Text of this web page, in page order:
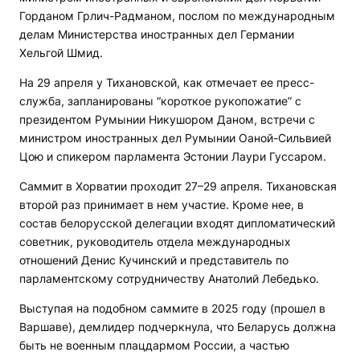
Горданом Грлич-Радманом, послом по международным
делам Министерства иностранных дел Германии
Хельгой Шмид.
На 29 апреля у Тихановской, как отмечает ее пресс-
служба, запланированы “короткое рукопожатие” с
президентом Румынии Никушором Даном, встречи с
министром иностранных дел Румынии Оаной-Сильвией
Цою и спикером парламента Эстонии Лаури Гуссаром.
Саммит в Хорватии проходит 27–29 апреля. Тихановская
второй раз принимает в нем участие. Кроме нее, в
состав белорусской делегации входят дипломатический
советник, руководитель отдела международных
отношений Денис Кучинский и представитель по
парламентскому сотрудничеству Анатолий Лебедько.
Выступая на подобном саммите в 2025 году (прошел в
Варшаве), демлидер подчеркнула, что Беларусь должна
быть не военным плацдармом России, а частью